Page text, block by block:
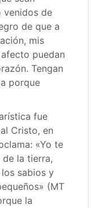
venidos de
de que a
mis
puedan
Tengan
porque
fue
Cristo, en
«Yo te
la tierra,
sabios y
(MT
la